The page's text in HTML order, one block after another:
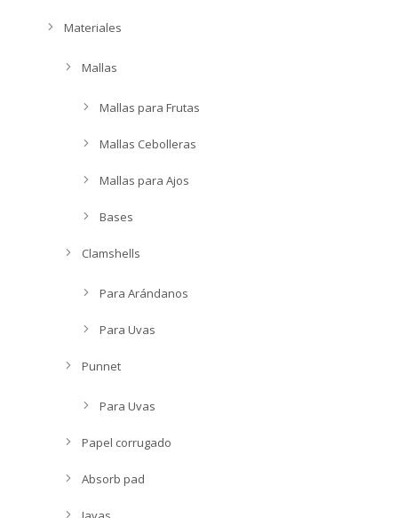
Materiales
Mallas
Mallas para Frutas
Mallas Cebolleras
Mallas para Ajos
Bases
Clamshells
Para Arándanos
Para Uvas
Punnet
Para Uvas
Papel corrugado
Absorb pad